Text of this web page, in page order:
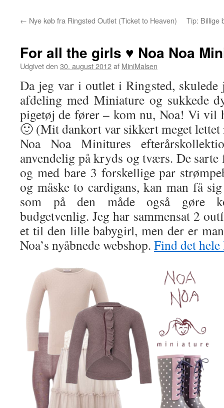
← Nye køb fra Ringsted Outlet (Ticket to Heaven) Tip: Billige
For all the girls ♥ Noa Noa
Udgivet den 30. august 2012af MiniMalsen
Da jeg var i outlet i Ringsted, skulede
afdeling med Miniature og sukkede
pigetøj de fører – kom nu, Noa! Vi vil
🙂 (Mit dankort var sikkert meget
Noa Noa Minitures
anvendelig på kryds og tværs. De
og med bare 3 forskellige par
og måske to cardigans, kan man få
som på den måde også gøre
budgetvenlig. Jeg har sammensat 2
et til den lille babygirl, men der er
Noa’s nyåbnede webshop. Find det hele